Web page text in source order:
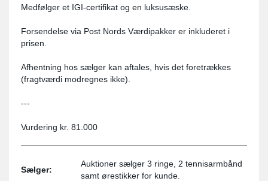
Medfølger et IGI-certifikat og en luksusæske.
Forsendelse via Post Nords Værdipakker er inkluderet i
prisen.
Afhentning hos sælger kan aftales, hvis det foretrækkes
(fragtværdi modregnes ikke).
---
Vurdering kr. 81.000
Sælger:
Auktioner sælger 3 ringe, 2 tennisarmbånd
samt ørestikker for kunde.